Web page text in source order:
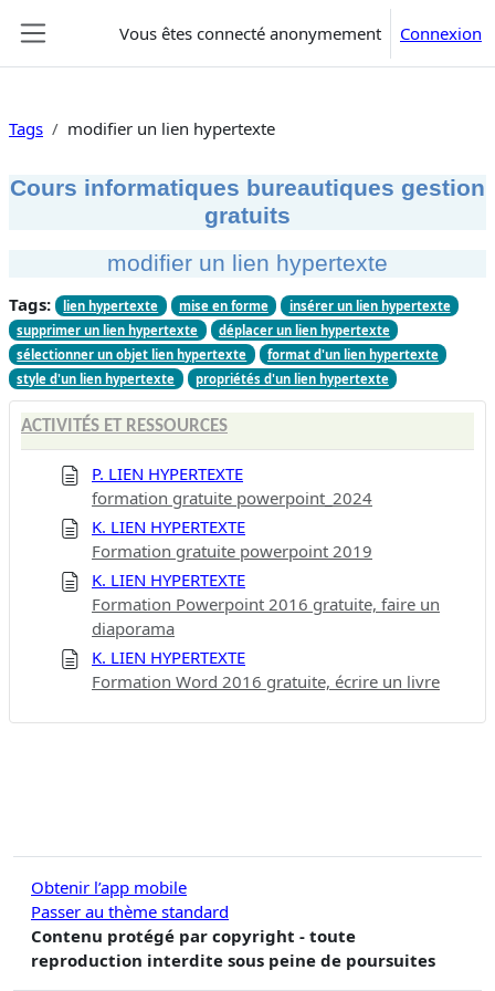
Vous êtes connecté anonymement Connexion
Tags modifier un lien hypertexte
Cours informatiques bureautiques gestion
gratuits
modifier un lien hypertexte
Tags: lien hypertexte mise en forme
insérer un lien hypertexte
supprimer un lien hypertexte
déplacer un lien hypertexte
sélectionner un objet lien hypertexte
format d'un lien hypertexte
style d'un lien hypertexte
propriétés d'un lien hypertexte
ACTIVITÉS ET RESSOURCES
P. LIEN HYPERTEXTE
formation gratuite powerpoint_2024
K. LIEN HYPERTEXTE
Formation gratuite powerpoint 2019
K. LIEN HYPERTEXTE
Formation Powerpoint 2016 gratuite, faire un
diaporama
K. LIEN HYPERTEXTE
Formation Word 2016 gratuite, écrire un livre
Obtenir l’app mobile
Passer au thème standard
Contenu protégé par copyright - toute
reproduction interdite sous peine de poursuites